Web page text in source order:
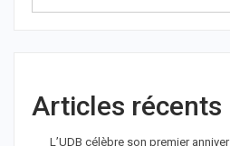
Articles récents
L’UDB célèbre son premier